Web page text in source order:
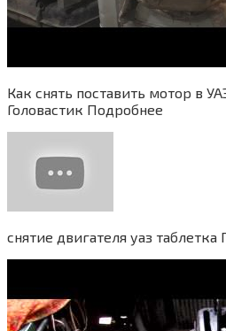
Как снять поставить мотор в
Головастик Подробнее
снятие двигателя уаз